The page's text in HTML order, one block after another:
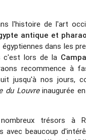
l'histoire de l'art
antique et
dans les
c'est lors de la
recommence à
jusqu'à nos jours,
du Louvreinaugurée
trésors à
avec beaucoup